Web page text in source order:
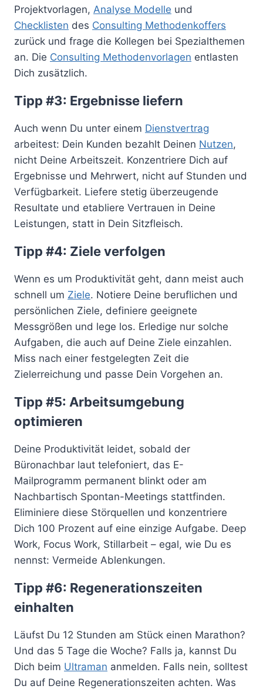
Projektvorlagen, Analyse Modelle und
Checklisten des Consulting Methodenkoffers
zurück und frage die Kollegen bei Spezialthemen
an. Die Consulting Methodenvorlagen entlasten
Dich zusätzlich.
Tipp #3: Ergebnisse liefern
Auch wenn Du unter einem Dienstvertrag
arbeitest: Dein Kunden bezahlt Deinen Nutzen,
nicht Deine Arbeitszeit. Konzentriere Dich auf
Ergebnisse und Mehrwert, nicht auf Stunden und
Verfügbarkeit. Liefere stetig überzeugende
Resultate und etabliere Vertrauen in Deine
Leistungen, statt in Dein Sitzfleisch.
Tipp #4: Ziele verfolgen
Wenn es um Produktivität geht, dann meist auch
schnell um Ziele. Notiere Deine beruflichen und
persönlichen Ziele, definiere geeignete
Messgrößen und lege los. Erledige nur solche
Aufgaben, die auch auf Deine Ziele einzahlen.
Miss nach einer festgelegten Zeit die
Zielerreichung und passe Dein Vorgehen an.
Tipp #5: Arbeitsumgebung
optimieren
Deine Produktivität leidet, sobald der
Büronachbar laut telefoniert, das E-
Mailprogramm permanent blinkt oder am
Nachbartisch Spontan-Meetings stattfinden.
Eliminiere diese Störquellen und konzentriere
Dich 100 Prozent auf eine einzige Aufgabe. Deep
Work, Focus Work, Stillarbeit – egal, wie Du es
nennst: Vermeide Ablenkungen.
Tipp #6: Regenerationszeiten
einhalten
Läufst Du 12 Stunden am Stück einen Marathon?
Und das 5 Tage die Woche? Falls ja, kannst Du
Dich beim Ultraman anmelden. Falls nein, solltest
Du auf Deine Regenerationszeiten achten. Was